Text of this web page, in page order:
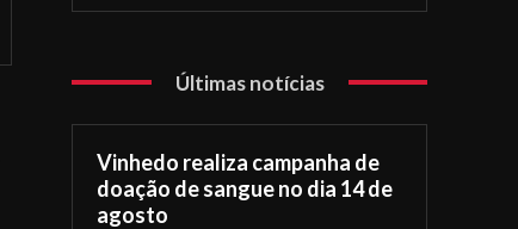
Últimas notícias
Vinhedo realiza campanha de
doação de sangue no dia 14 de
agosto